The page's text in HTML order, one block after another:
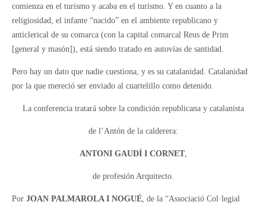
comienza en el turismo y acaba en el turismo. Y en cuanto a la
religiosidad, el infante “nacido” en el ambiente republicano y
anticlerical de su comarca (con la capital comarcal Reus de Prim
[general y masón]), está siendo tratado en autovías de santidad.
Pero hay un dato que nadie cuestiona, y es su catalanidad. Catalanidad
por la que mereció ser enviado al cuartelillo como detenido.
La conferencia tratará sobre la condición republicana y catalanista
de l’Antón de la calderera:
ANTONI GAUDÍ I CORNET,
de profesión Arquitecto.
Por JOAN PALMAROLA I NOGUÉ, de la “Associació Col·legial